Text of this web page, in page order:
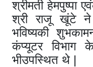
श्रीमती हेमपुष्पा
श्री राजू खूंटे
भविष्यकी
कंप्यूटर विभाग
भीउपस्थित थे |